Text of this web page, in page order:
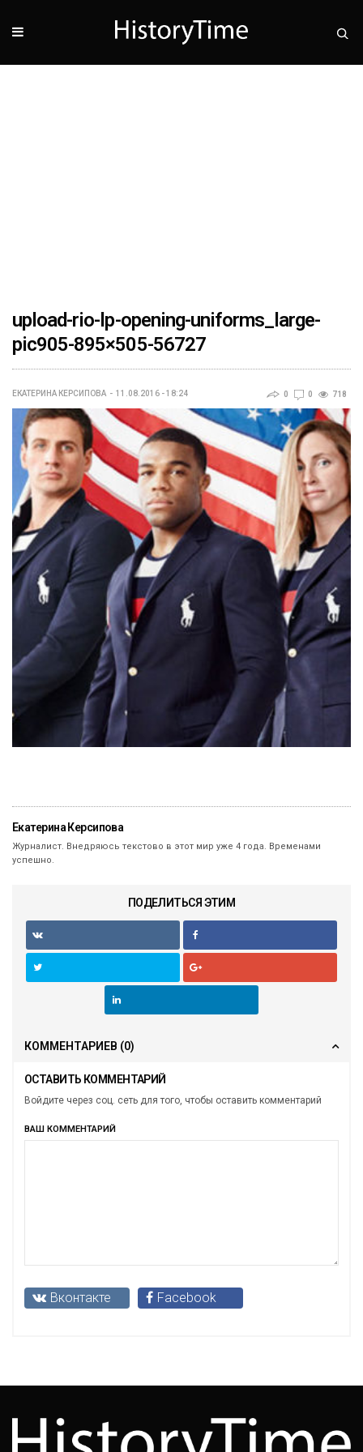
upload-rio-lp-opening-uniforms_large-
pic905-895×505-56727
ЕКАТЕРИНА КЕРСИПОВА 11.08.2016 - 18:24 0 0 718
Екатерина Керсипова
Журналист. Внедряюсь текстово в этот мир уже 4 года. Временами
успешно.
ПОДЕЛИТЬСЯ ЭТИМ
КОММЕНТАРИЕВ (0)
ОСТАВИТЬ КОММЕНТАРИЙ
Войдите через соц. сеть для того, чтобы оставить комментарий
ВАШ КОММЕНТАРИЙ
Вконтакте Facebook